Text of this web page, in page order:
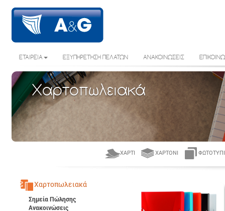
ΕΤΑΙΡΕΙΑ ΕΞΥΠΗΡΕΤΗΣΗ ΠΕΛΑΤΩΝ ΑΝΑΚΟΙΝΩΣΕΙΣ
Χαρτοπωλειακά
ΧΑΡΤΊ ΧΑΡΤΌΝΙ
Χαρτοπωλειακά
Σημεία Πώλησης
Ανακοινώσεις